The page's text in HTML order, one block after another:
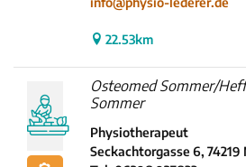
22.53km
Osteomed Sommer/
Sommer
Physiotherapeut
Seckachtorgasse 6, 74219